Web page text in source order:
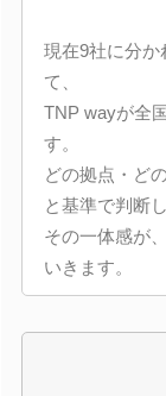
現在9社に分か
て、
TNP wayが全
す。
どの拠点・ど
と基準で判断
その一体感が
いきます。